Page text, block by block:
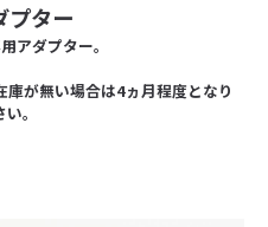
プター
アダプター。
が無い場合は4ヵ月程度となり
。